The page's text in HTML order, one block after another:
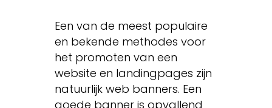
Een van de meest populaire
en bekende methodes voor
het promoten van een
website en landingpages zijn
natuurlijk web banners. Een
goede banner is opvallend